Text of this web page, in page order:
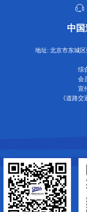
中
地址: 北京市东城
综
会
宣
《道路